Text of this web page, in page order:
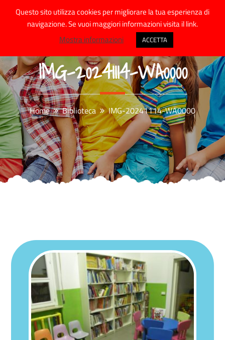
IMG-20241114-WA0000
Home Biblioteca IMG-20241114-WA0000
Questo sito utilizza cookies per migliorare la tua esperienza di
navigazione. Se vuoi maggiori informazioni visita il link.
Mostra informazioni
ACCETTA